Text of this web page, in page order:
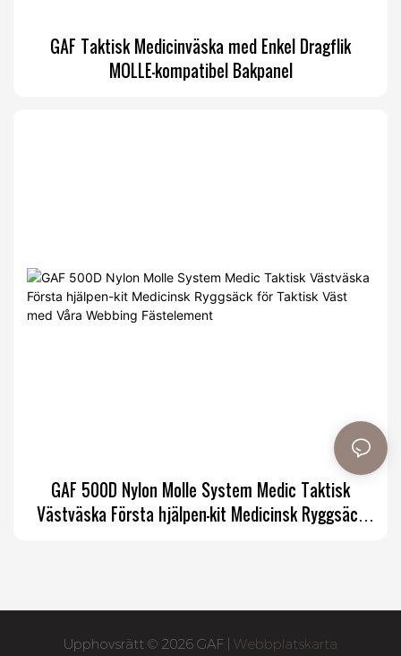
GAF Taktisk Medicinväska med Enkel Dragflik
MOLLE-kompatibel Bakpanel
GAF 500D Nylon Molle System Medic Taktisk
Västväska Första hjälpen-kit Medicinsk Ryggsäck
Upphovsrätt © 2026 GAF | Webbplatskarta